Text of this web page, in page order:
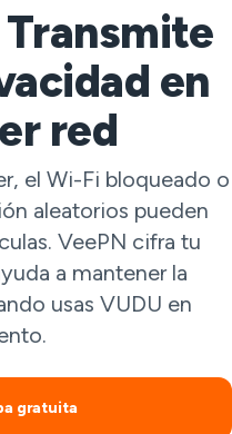
en
red
el Wi-Fi bloqueado o
aleatorios pueden
VeePN cifra tu
a mantener la
usas VUDU en
gratuita